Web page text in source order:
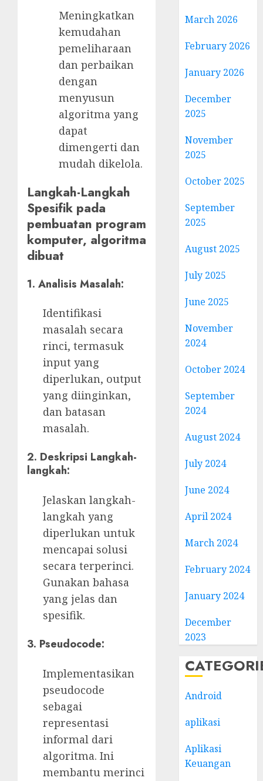
Meningkatkan
kemudahan
pemeliharaan
dan perbaikan
dengan
menyusun
algoritma yang
dapat
dimengerti dan
mudah dikelola.
Langkah-Langkah
Spesifik pada
pembuatan program
komputer, algoritma
dibuat
1. Analisis Masalah:
Identifikasi
masalah secara
rinci, termasuk
input yang
diperlukan, output
yang diinginkan,
dan batasan
masalah.
2. Deskripsi Langkah-
langkah:
Jelaskan langkah-
langkah yang
diperlukan untuk
mencapai solusi
secara terperinci.
Gunakan bahasa
yang jelas dan
spesifik.
3. Pseudocode:
Implementasikan
pseudocode
sebagai
representasi
informal dari
algoritma. Ini
membantu merinci
March 2026
February 2026
January 2026
December
2025
November
2025
October 2025
September
2025
August 2025
July 2025
June 2025
November
2024
October 2024
September
2024
August 2024
July 2024
June 2024
April 2024
March 2024
February 2024
January 2024
December
2023
Android
aplikasi
Aplikasi
Keuangan